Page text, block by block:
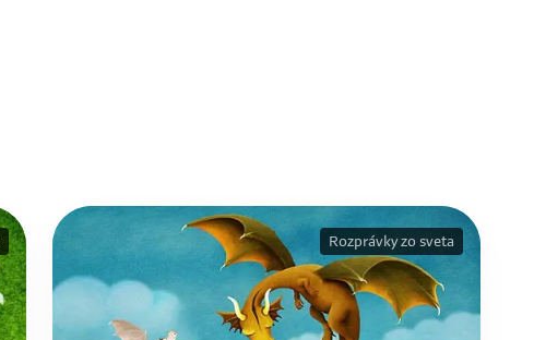
Rozprávky zo sveta